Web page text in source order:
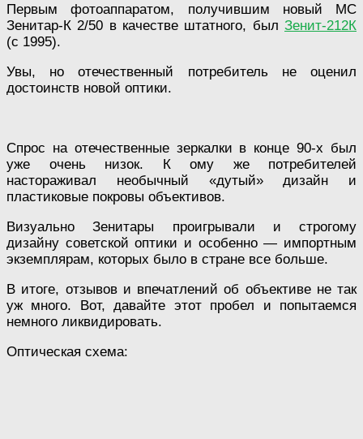
Первым фотоаппаратом, получившим новый МС
Зенитар-К 2/50 в качестве штатного, был Зенит-212К
(с 1995).
Увы, но отечественный потребитель не оценил
достоинств новой оптики.
Спрос на отечественные зеркалки в конце 90-х был
уже очень низок. К ому же потребителей
настораживал необычный «дутый» дизайн и
пластиковые покровы объективов.
Визуально Зенитары проигрывали и строгому
дизайну советской оптики и особенно — импортным
экземплярам, которых было в стране все больше.
В итоге, отзывов и впечатлений об объективе не так
уж много. Вот, давайте этот пробел и попытаемся
немного ликвидировать.
Оптическая схема: